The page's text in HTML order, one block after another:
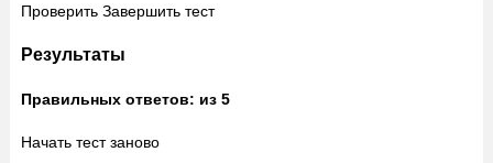
Проверить Завершить тест
Результаты
Правильных ответов: из 5
Начать тест заново